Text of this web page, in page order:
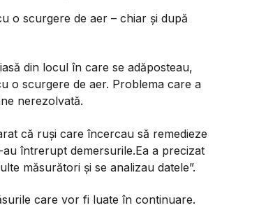
o scurgere de aer – chiar și după
din locul în care se adăposteau,
o scurgere de aer. Problema care a
nerezolvată.
că ruși care încercau să remedieze
întrerupt demersurile.Ea a precizat
măsurători și se analizau datele”.
care vor fi luate în continuare.